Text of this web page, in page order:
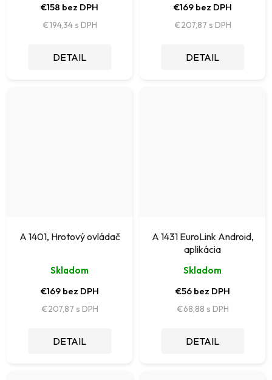
€158 bez DPH
€194,34
DETAIL
€169 bez DPH
€207,87
DETAIL
A 1401, Hrotový ovládač
Skladom
€169 bez DPH
€207,87
DETAIL
A 1431 EuroLink Android,
aplikácia
Skladom
€56 bez DPH
€68,88
DETAIL